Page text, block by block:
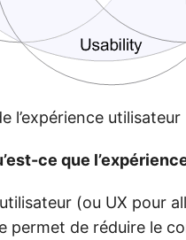
l’expérience utilisateur
ce que
utilisateur (ou UX pour
permet de réduire le